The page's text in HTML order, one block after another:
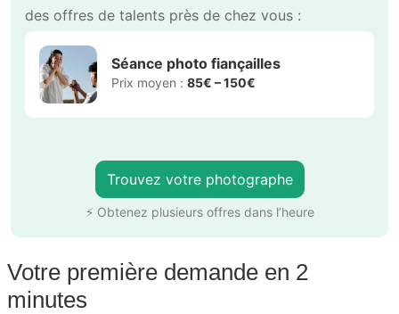
des offres de talents près de chez vous :
Séance photo fiançailles
Prix moyen : 85€ – 150€
Trouvez votre photographe
⚡ Obtenez plusieurs offres dans l’heure
Votre première demande en 2
minutes